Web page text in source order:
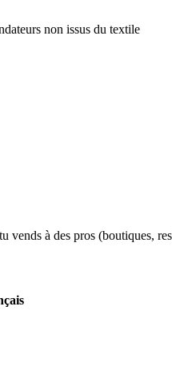
non issus du textile
vends à des pros (boutiques,